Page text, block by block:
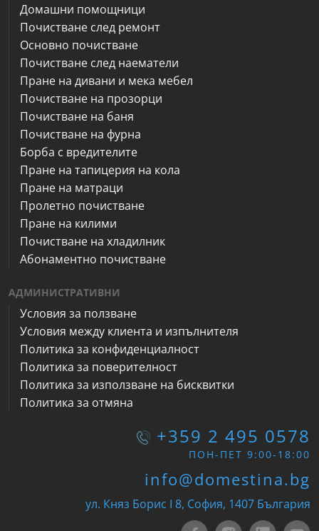
Домашни помощници
Почистване след ремонт
Основно почистване
Почистване след наематели
Пране на дивани и мека мебел
Почистване на прозорци
Почистване на баня
Почистване на фурна
Борба с вредителите
Пране на тапицерия на кола
Пране на матраци
Пролетно почистване
Пране на килими
Почистване на хладилник
Абонаментно почистване
АДМИНИСТРАТИВНИ
Условия за ползване
Условия между клиента и изпълнителя
Политика за конфиденциалност
Политика за поверителност
Политика за използване на бисквитки
Политика за отмяна
+359 2 495 0578
ПОН-ПЕТ 9:00-18:00
info@domestina.bg
ул. Княз Борис I 8, София, 1407 България